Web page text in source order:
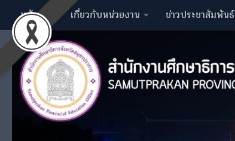
Skip to content
หน้าหลัก เกี่ยวกับหน่วยงาน ข่าวประชาสัมพันธ์